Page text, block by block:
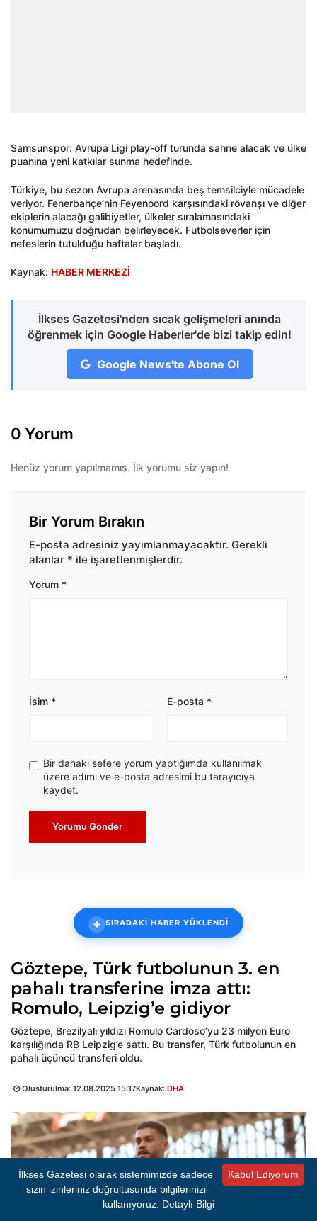
Samsunspor: Avrupa Ligi play-off turunda sahne alacak ve ülke
puanına yeni katkılar sunma hedefinde.
Türkiye, bu sezon Avrupa arenasında beş temsilciyle mücadele
veriyor. Fenerbahçe’nin Feyenoord karşısındaki rövanşı ve diğer
ekiplerin alacağı galibiyetler, ülkeler sıralamasındaki
konumumuzu doğrudan belirleyecek. Futbolseverler için
nefeslerin tutulduğu haftalar başladı.
Kaynak: HABER MERKEZİ
İlkses Gazetesi'nden sıcak gelişmeleri anında
öğrenmek için Google Haberler'de bizi takip edin!
Google News'te Abone Ol
0 Yorum
Henüz yorum yapılmamış. İlk yorumu siz yapın!
Bir Yorum Bırakın
E-posta adresiniz yayımlanmayacaktır. Gerekli
alanlar * ile işaretlenmişlerdir.
Yorum *
İsim * E-posta *
Bir dahaki sefere yorum yaptığımda kullanılmak
üzere adımı ve e-posta adresimi bu tarayıcıya
kaydet.
Yorumu Gönder
SIRADAKİ HABER YÜKLENDİ
Göztepe, Türk futbolunun 3. en
pahalı transferine imza attı:
Romulo, Leipzig’e gidiyor
Göztepe, Brezilyalı yıldızı Romulo Cardoso’yu 23 milyon Euro
karşılığında RB Leipzig’e sattı. Bu transfer, Türk futbolunun en
pahalı üçüncü transferi oldu.
Oluşturulma: 12.08.2025 15:17Kaynak: DHA
Kabul Ediyorum
İlkses Gazetesi olarak sistemimizde sadece
sizin izinleriniz doğrultusunda bilgilerinizi
kullanıyoruz. Detaylı Bilgi